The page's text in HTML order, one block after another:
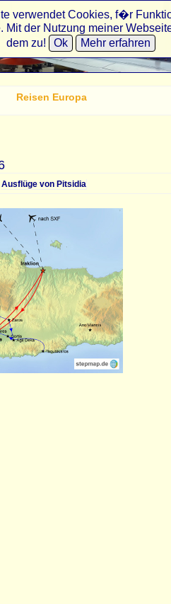
angelikasreisen.de
Reisen Europa
Ausflüge von Pitsidia
verwendet Cookies, f�r
Mit der Nutzung meiner
dem zu!
Ok Mehr erfahren